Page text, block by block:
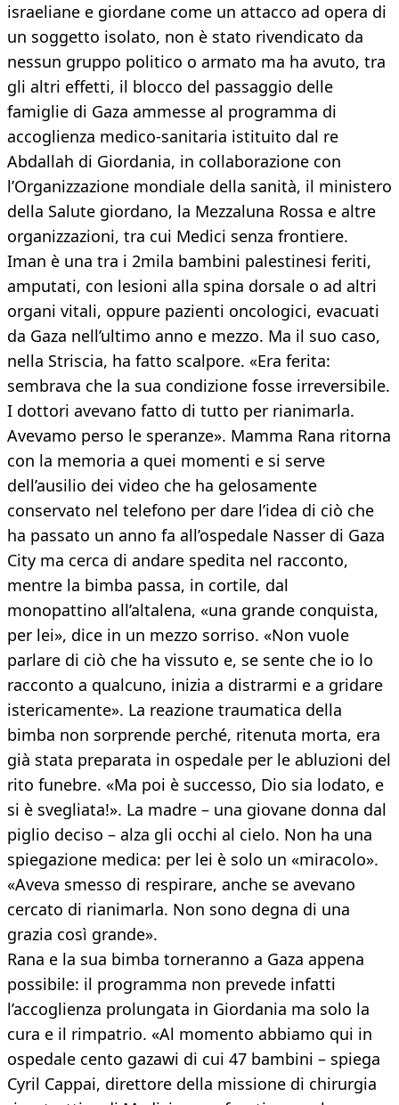
israeliane e giordane come un attacco ad opera di
un soggetto isolato, non è stato rivendicato da
nessun gruppo politico o armato ma ha avuto, tra
gli altri effetti, il blocco del passaggio delle
famiglie di Gaza ammesse al programma di
accoglienza medico-sanitaria istituito dal re
Abdallah di Giordania, in collaborazione con
l’Organizzazione mondiale della sanità, il ministero
della Salute giordano, la Mezzaluna Rossa e altre
organizzazioni, tra cui Medici senza frontiere.
Iman è una tra i 2mila bambini palestinesi feriti,
amputati, con lesioni alla spina dorsale o ad altri
organi vitali, oppure pazienti oncologici, evacuati
da Gaza nell’ultimo anno e mezzo. Ma il suo caso,
nella Striscia, ha fatto scalpore. «Era ferita:
sembrava che la sua condizione fosse irreversibile.
I dottori avevano fatto di tutto per rianimarla.
Avevamo perso le speranze». Mamma Rana ritorna
con la memoria a quei momenti e si serve
dell’ausilio dei video che ha gelosamente
conservato nel telefono per dare l’idea di ciò che
ha passato un anno fa all’ospedale Nasser di Gaza
City ma cerca di andare spedita nel racconto,
mentre la bimba passa, in cortile, dal
monopattino all’altalena, «una grande conquista,
per lei», dice in un mezzo sorriso. «Non vuole
parlare di ciò che ha vissuto e, se sente che io lo
racconto a qualcuno, inizia a distrarmi e a gridare
istericamente». La reazione traumatica della
bimba non sorprende perché, ritenuta morta, era
già stata preparata in ospedale per le abluzioni del
rito funebre. «Ma poi è successo, Dio sia lodato, e
si è svegliata!». La madre – una giovane donna dal
piglio deciso – alza gli occhi al cielo. Non ha una
spiegazione medica: per lei è solo un «miracolo».
«Aveva smesso di respirare, anche se avevano
cercato di rianimarla. Non sono degna di una
grazia così grande».
Rana e la sua bimba torneranno a Gaza appena
possibile: il programma non prevede infatti
l’accoglienza prolungata in Giordania ma solo la
cura e il rimpatrio. «Al momento abbiamo qui in
ospedale cento gazawi di cui 47 bambini – spiega
Cyril Cappai, direttore della missione di chirurgia